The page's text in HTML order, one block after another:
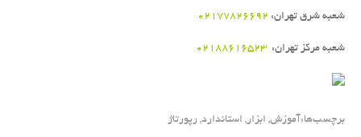
شعبه شرق تهران:۰۲۱۷۷۸۲۶۶۹۲
شعبه مرکز تهران: ۰۲۱۸۸۶۱۶۵۲۳
برچسب‌ها:آموزش,ابزار,استاندارد,رپورتاژ